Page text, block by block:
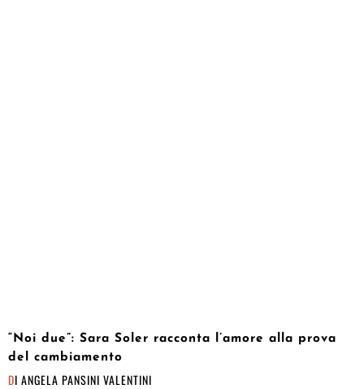
“Noi due”: Sara Soler racconta l’amore alla prova
del cambiamento
DI ANGELA PANSINI VALENTINI